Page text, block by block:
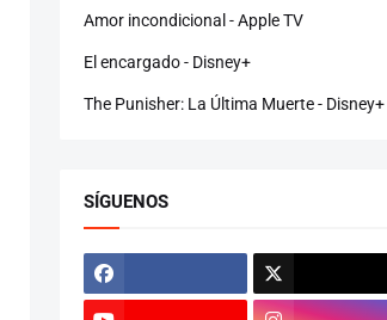
Amor incondicional - Apple TV
El encargado - Disney+
The Punisher: La Última Muerte - Disney+
SÍGUENOS